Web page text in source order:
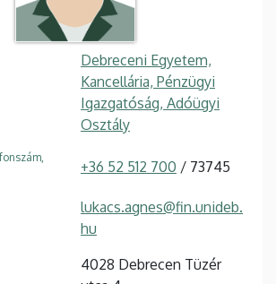
Debreceni Egyetem,
Kancellária, Pénzügyi
Igazgatóság, Adóügyi
Osztály
+36 52 512 700 / 73745
lukacs.agnes@fin.unideb.
hu
4028 Debrecen Tüzér